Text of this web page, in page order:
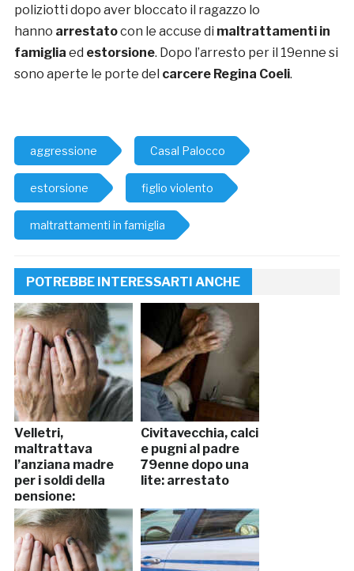
poliziotti dopo aver bloccato il ragazzo lo
hanno arrestatocon le accuse di maltrattamenti in
famiglia ed estorsione. Dopo l’arresto per il 19enne si
sono aperte le porte del carcere Regina Coeli.
aggressione Casal Palocco
estorsione figlio violento
maltrattamenti in famiglia
POTREBBE INTERESSARTI ANCHE
Velletri,
maltrattava
l’anziana madre
per i soldi della
pensione:
arrestato
Civitavecchia, calci
e pugni al padre
79enne dopo una
lite: arrestato